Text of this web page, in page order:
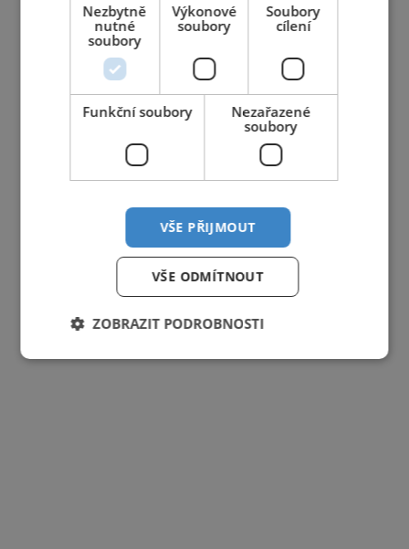
Nezbytně
nutné
soubory
Výkonové
soubory
Soubory
cílení
Funkční soubory
Nezařazené
soubory
VŠE PŘIJMOUT
VŠE ODMÍTNOUT
ZOBRAZIT PODROBNOSTI